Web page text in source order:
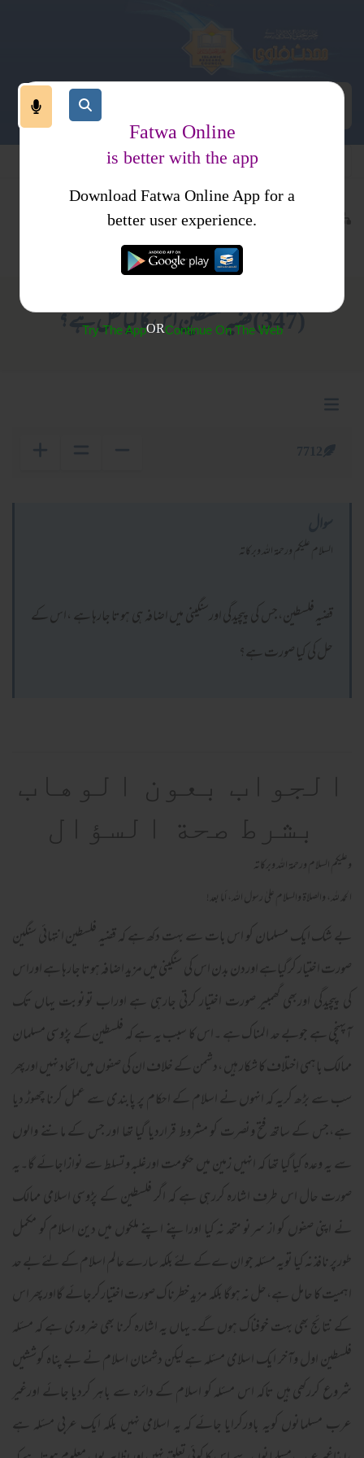
تقابل ادیان ومسالک
تقابل ادیان
کتب فتاوی
فتاوی ابن باز جلد 1
(347) قضیہ فلسطین اس کا کیا ھل ہے؟
السلام عليكم ورحمة الله وبركاته
قضیہ فلسطین،جس کی پیچیدگی اورسنگینی میں اضافہ ہی ہوتا جارہا ہے ،اس کے
حل کی کیا صورت ہے؟
الجواب بعون الوهاب
بشرط صحة السؤال
وعلیکم السلام ورحمة اللہ وبرکاته
الحمد لله، والصلاة والسلام علىٰ رسول الله، أما بعد!
بے شک ایک مسلمان کو اس بات سے بہت دکھ ہے کہ قضیہ فلسطین انتہائی سنگین
صورت اختیار کرگیاہے اوردن بدن اس کی سنگینی میں مزید اضافہ ہوتا جارہا ہے اوراس
کی پیچیدگی اوربھی گھمبیر صورت اختیار کرتی جارہی ہے اوراب تونوبت یہاں تک
آپہنچی ہے جوبے حد المناک ہے ۔اس کا سبب یہ ہے کہ فلسطین کے پڑوسی مسلمان
ممالک باہمی اختلاف کا شکار ہیں ،دشمن کے خلاف ان کی صفوں میں اتحاد نہیں اورپھر
سب سے بڑھ کریہ کہ انہوں نے اسلام کے احکام پر پابندی سے عمل کرنا چھوڑ دیا
ہے،جس کے ساتھ فتح ونصرت کو مشروط قراردیا گیا تھا اور جس کے ماننے والوں
سے یہ وعدہ کیا گیا تھا کہ انہیں زمین میں حکومت اورغلبہ وتسلط سے نوازاجائے گا۔یہ
صورت حال اس طرف اشارہ کررہی ہے کہ اگر فلسطین کے پڑوسی اسلامی ممالک
نے اپنی صفوں کو از سرنو متحد نہ کیا اوراپنے اپنے ملکوں میں دین اسلام کو مکمل
طورپر نافذ نہ کیا تویہ مسئلہ جو ان ےکے لئے بلکہ سارے عالم اسلام کے لئے بے حد
اہمیت کا حامل ہے،حل نہ ہوگا بلکہ مزید خطرناک صورت اختیارکرجائے گااورپھر اس
کے نتائج بھی بہت خوفناک ہوں گے۔یہاں یہ اشارہ کرنا بھی ضروری ہے کہ مسئلہ
فلسطین اول وآخر ایک اسلامی مسئلہ ہے لیکن دشمنان اسلام نے بے پناہ کوششیں
شروع کررکھی ہیں تاکہ اس مسئلہ کو اسلام کے دائرہ سے باہر کردیا جائے اورغیر
عرب مسلمانوں کویہ باورکرایا جائے کہ یہ اسلامی نہیں بلکہ ایک عربی مسئلہ ہے
Fatwa Online
is better with the app
Download Fatwa Online App for a
better user experience.
Try The AppORContinue On The Web